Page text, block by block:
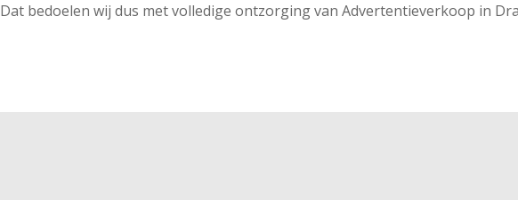
Dat bedoelen wij dus met volledige ontzorging van Advertentieverkoop in